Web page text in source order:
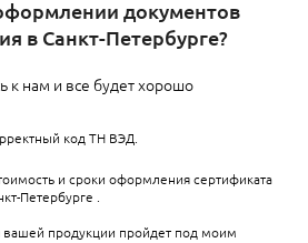
документов
в Санкт-Петербурге?
к нам и все будет хорошо
код ТН ВЭД.
и сроки оформления сертификата
Петербурге​ .
вашей продукции пройдет под моим